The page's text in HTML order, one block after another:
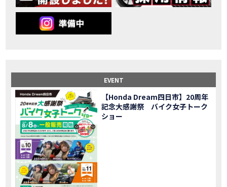
MOVIE こんなことある？！CB1000Fでツーリングイベントに参戦したのだが・・
【新車】CB1000Fで11時間ツーリングした素直なレビュー【モトブログ】Honda CB
MOVIE 【事故寸前】200kmレッカー、そしてさらなる原因が判明し、修理代が膨れ上がった結果
MOVIE 2025X-ADV 最高の旅バイクで街乗りも最適！ADVが20台でツーリングしました｜Honda ADV160
NEW BIKENEWS CB1000F販売中！！
MOVIE 【バイク女子】ごめんなさい。大切なツーリングでやらかしてしまった…
MOVIE 【バイク女子】下道444kmぶっ通しで走った結果がヤバかった
MOVIE 【バイク女子】最安！三重→東京〇〇〇円で行けちゃった
MOVIE 新型スーパーカブ110レビュー！C125 CT125で女子ツーリング 最高！Honda Super Cub(JA59)
MOVIE 【世界一の燃費Super cub】給油せずにどこまで行けるかやってみたら大変なことになりました
MOVIE 【バイク女子の挑戦】世界一の最強バイクでついにやります。
MOVIE 【バイク女子】この動画を見たらイライラするかもしれません。ごめんなさい。
EVENT
【Honda Dream四日市】20周年
記念大感謝祭 バイク女子トーク
ショー